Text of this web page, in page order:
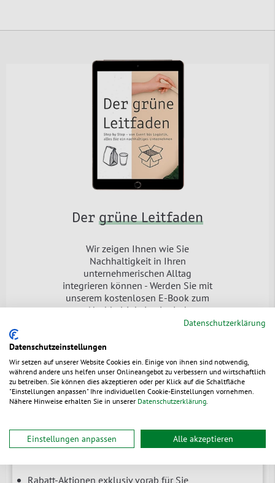
Newsletter
Branchenrelevante News & Tipps
Rabatt-Aktionen exklusiv vorab für Sie
Der grüne Leitfaden
Wir zeigen Ihnen wie Sie
Nachhaltigkeit in Ihren
unternehmerischen Alltag
integrieren können - Werden Sie mit
unserem kostenlosen E-Book zum
Nachhaltigkeitspionier!
Datenschutzerklärung
Datenschutzeinstellungen
Wir setzen auf unserer Website Cookies ein. Einige von ihnen sind notwendig,
während andere uns helfen unser Onlineangebot zu verbessern und wirtschaftlich
zu betreiben. Sie können dies akzeptieren oder per Klick auf die Schaltfläche
"Einstellungen anpassen" Ihre individuellen Cookie-Einstellungen vornehmen.
Nähere Hinweise erhalten Sie in unserer Datenschutzerklärung.
Einstellungen anpassen Alle akzeptieren